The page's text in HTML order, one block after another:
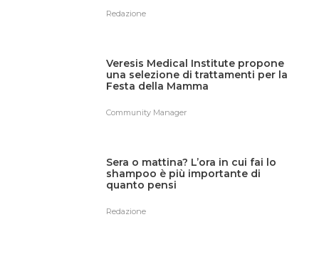
Redazione
Veresis Medical Institute propone
una selezione di trattamenti per la
Festa della Mamma
Community Manager
Sera o mattina? L’ora in cui fai lo
shampoo è più importante di
quanto pensi
Redazione